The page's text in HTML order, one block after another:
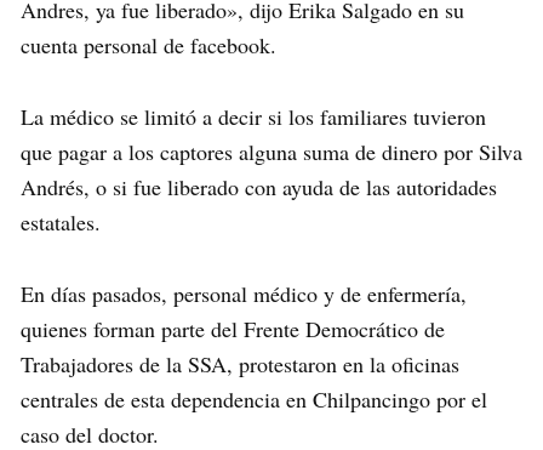
Andres, ya fue liberado», dijo Erika Salgado en su
cuenta personal de facebook.
La médico se limitó a decir si los familiares tuvieron
que pagar a los captores alguna suma de dinero por Silva
Andrés, o si fue liberado con ayuda de las autoridades
estatales.
En días pasados, personal médico y de enfermería,
quienes forman parte del Frente Democrático de
Trabajadores de la SSA, protestaron en la oficinas
centrales de esta dependencia en Chilpancingo por el
caso del doctor.